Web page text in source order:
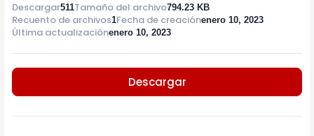
Descargar511Tamaño del archivo794.23 KB
Recuento de archivos1Fecha de creaciónenero 10, 2023
Última actualizaciónenero 10, 2023
Descargar